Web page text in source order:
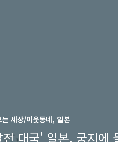
는 세상/이웃동네, 일본
대국' 일본, 궁지에